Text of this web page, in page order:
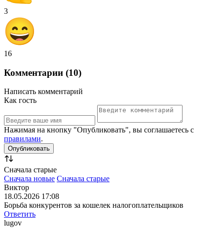
3
16
Комментарии (10)
Написать комментарий
Как гость
Нажимая на кнопку "Опубликовать", вы соглашаетесь с
правилами.
Сначала старые
Сначала новые Сначала старые
Виктор
18.05.2026 17:08
Борьба конкурентов за кошелек налогоплательщиков
Ответить
lugov